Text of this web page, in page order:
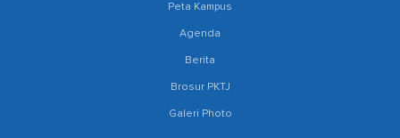
Peta Kampus
Agenda
Berita
Brosur PKTJ
Galeri Photo